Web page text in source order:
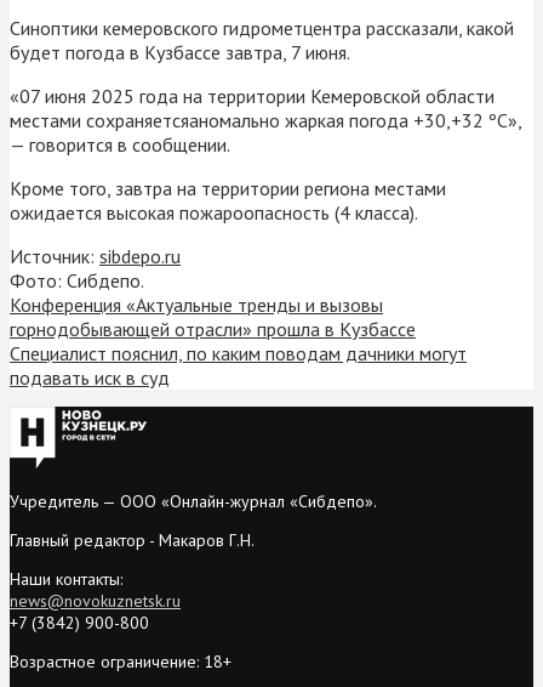
Синоптики кемеровского гидрометцентра рассказали, какой
будет погода в Кузбассе завтра, 7 июня.
«07 июня 2025 года на территории Кемеровской области
местами сохраняетсяаномально жаркая погода +30,+32 ºС»,
— говорится в сообщении.
Кроме того, завтра на территории региона местами
ожидается высокая пожароопасность (4 класса).
Источник: sibdepo.ru
Фото: Сибдепо.
Конференция «Актуальные тренды и вызовы
горнодобывающей отрасли» прошла в Кузбассе
Специалист пояснил, по каким поводам дачники могут
подавать иск в суд
Учредитель — ООО «Онлайн-журнал «Сибдепо».
Главный редактор - Макаров Г.Н.
Наши контакты:
news@novokuznetsk.ru
+7 (3842) 900-800
Возрастное ограничение: 18+